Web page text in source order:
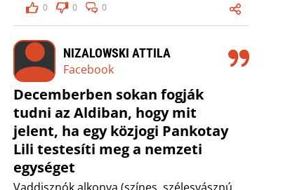
0
0 0
NIZALOWSKI ATTILA
Facebook
Decemberben sokan fogják
tudni az Aldiban, hogy mit
jelent, ha egy közjogi Pankotay
Lili testesíti meg a nemzeti
egységet